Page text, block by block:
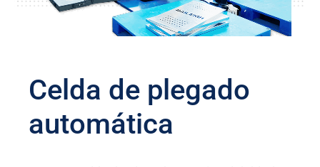
Celda de plegado
automática